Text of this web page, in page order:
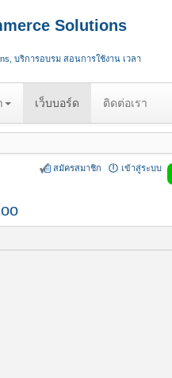
Solutions
บริการอบรม สอนการใช้งาน เวลา
เว็บบอร์ด ติดต่อเรา
เข้าสู่ระบบ
สมัครสมาชิก